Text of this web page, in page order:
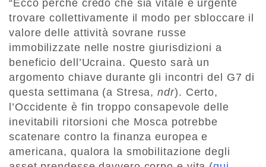
“Ecco perché credo che sia vitale e urgente
trovare collettivamente il modo per sbloccare il
valore delle attività sovrane russe
immobilizzate nelle nostre giurisdizioni a
beneficio dell’Ucraina. Questo sarà un
argomento chiave durante gli incontri del G7 di
questa settimana (a Stresa,ndr). Certo,
l’Occidente è fin troppo consapevole delle
inevitabili ritorsioni che Mosca potrebbe
scatenare contro la finanza europea e
americana, qualora la smobilitazione degli